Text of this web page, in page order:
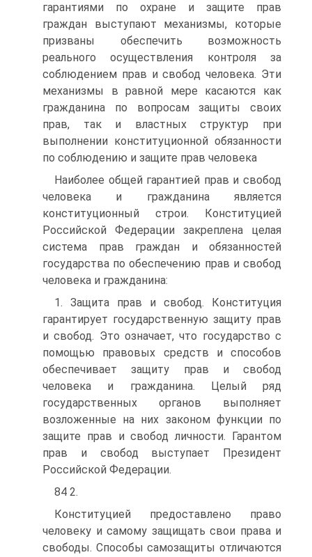
гарантиями по охране и защите прав
граждан выступают механизмы, которые
призваны обеспечить возможность
реального осуществления контроля за
соблюдением прав и свобод человека. Эти
механизмы в равной мере касаются как
гражданина по вопросам защиты своих
прав, так и властных структур при
выполнении конституционной обязанности
по соблюдению и защите прав человека
Наиболее общей гарантией прав и свобод
человека и гражданина является
конституционный строи. Конституцией
Российской Федерации закреплена целая
система прав граждан и обязанностей
государства по обеспечению прав и свобод
человека и гражданина:
1. Защита прав и свобод. Конституция
гарантирует государственную защиту прав
и свобод. Это означает, что государство с
помощью правовых средств и способов
обеспечивает защиту прав и свобод
человека и гражданина. Целый ряд
государственных органов выполняет
возложенные на них законом функции по
защите прав и свобод личности. Гарантом
прав и свобод выступает Президент
Российской Федерации.
84 2.
Конституцией предоставлено право
человеку и самому защищать свои права и
свободы. Способы самозащиты отличаются